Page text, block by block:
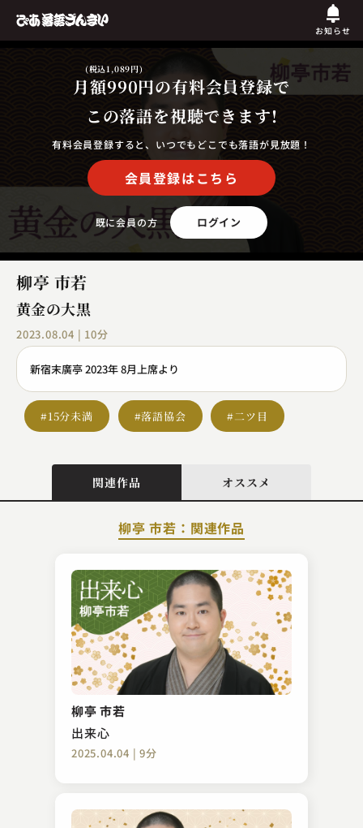
お知らせ
月額990円
(税込1,089円)
の有料会員登録で
この落語を視聴できます!
有料会員登録すると、いつでもどこでも落語が見放題！
会員登録はこちら
既に会員の方 ログイン
柳亭 市若
黄金の大黒
2023.08.04 | 10分
新宿末廣亭 2023年 8月上席より
#15分未満 #落語協会 #二ツ目
関連作品 オススメ
柳亭 市若：関連作品
柳亭 市若
出来心
2025.04.04 | 9分
春風亭 三朝
やかんなめ
2023.12.23 | 14分